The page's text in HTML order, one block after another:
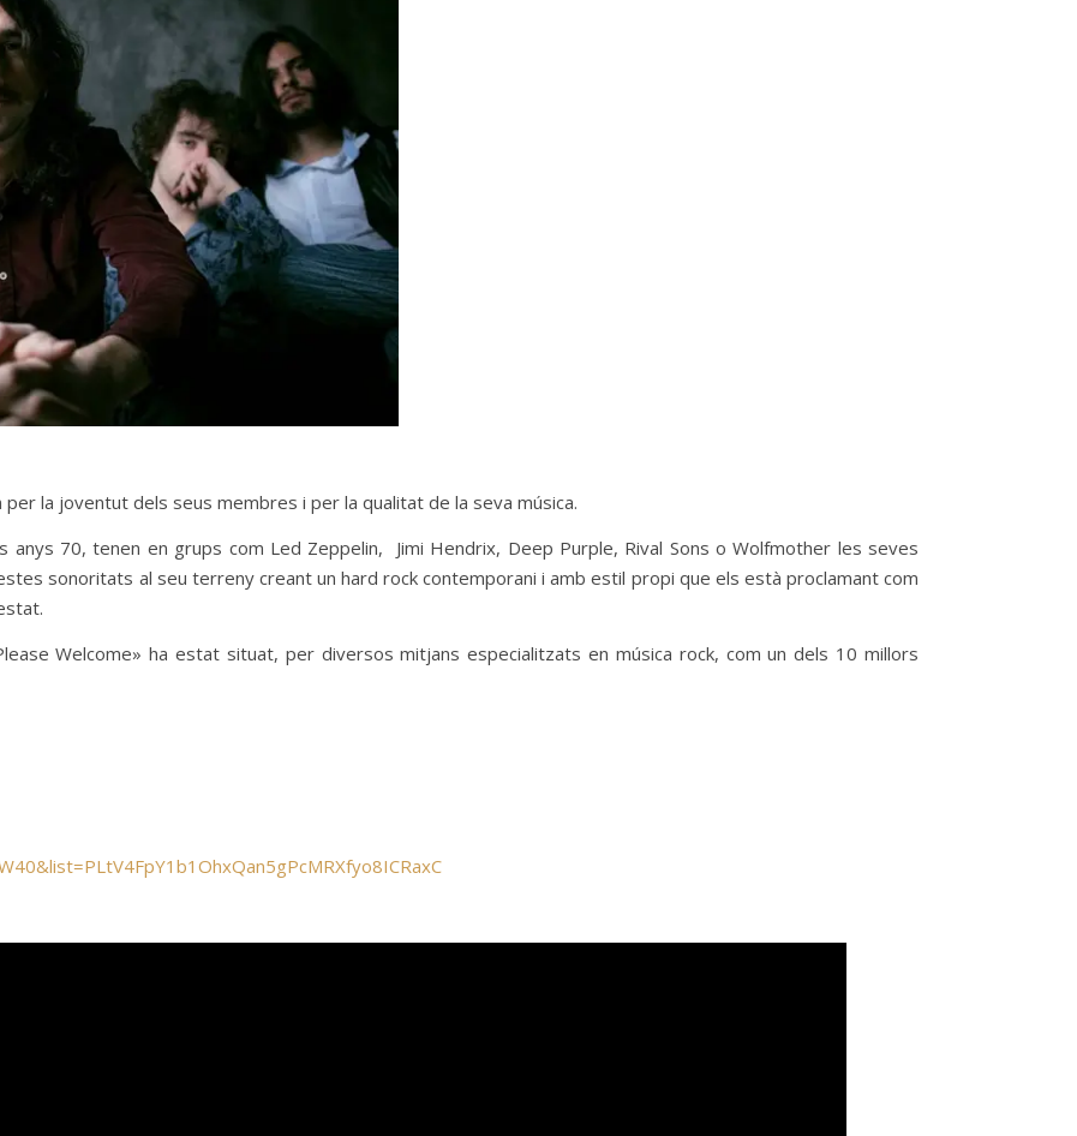
la joventut dels seus membres i per la qualitat de la seva música.
70, tenen en grups com Led Zeppelin, Jimi Hendrix, Deep Purple, Rival Sons o Wolfmother les seves
sonoritats al seu terreny creant un hard rock contemporani i amb estil propi que els està proclamant com
Welcome» ha estat situat, per diversos mitjans especialitzats en música rock, com un dels 10 millors